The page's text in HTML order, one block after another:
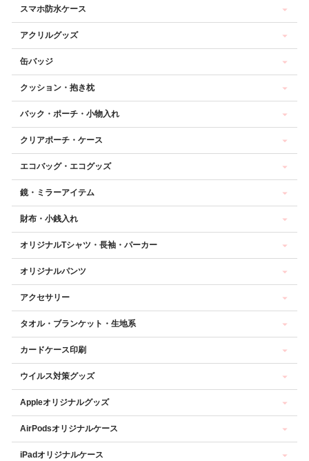
スマホ防水ケース
アクリルグッズ
缶バッジ
クッション・抱き枕
バック・ポーチ・小物入れ
クリアポーチ・ケース
エコバッグ・エコグッズ
鏡・ミラーアイテム
財布・小銭入れ
オリジナルTシャツ・長袖・パーカー
オリジナルパンツ
アクセサリー
タオル・ブランケット・生地系
カードケース印刷
ウイルス対策グッズ
Appleオリジナルグッズ
AirPodsオリジナルケース
iPadオリジナルケース